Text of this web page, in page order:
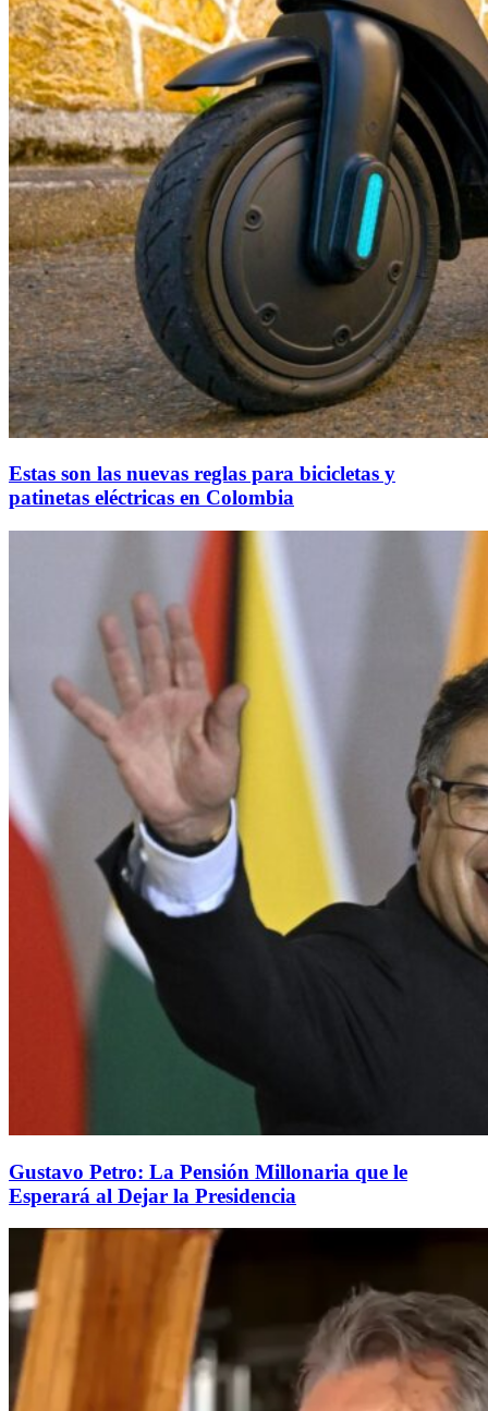
Estas son las nuevas reglas para bicicletas y
patinetas eléctricas en Colombia
Gustavo Petro: La Pensión Millonaria que le
Esperará al Dejar la Presidencia